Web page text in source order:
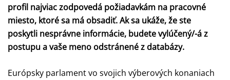
profil najviac zodpovedá požiadavkám na pracovné
miesto, ktoré sa má obsadiť. Ak sa ukáže, že ste
poskytli nesprávne informácie, budete vylúčený/-á z
postupu a vaše meno odstránené z databázy.
Európsky parlament vo svojich výberových konaniach